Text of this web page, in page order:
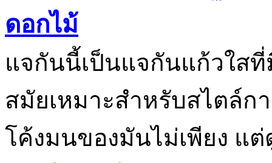
ดอกไม้
แจกันนี้เป็นแจกันแก้วใส
สมัยเหมาะสำหรับสไตล์ก
โค้งมนของมันไม่เพียง แต่